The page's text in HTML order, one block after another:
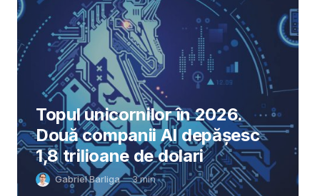
Topul unicornilor în 2026.
Două companii AI depășesc
1,8 trilioane de dolari
Gabriel Barliga 3min